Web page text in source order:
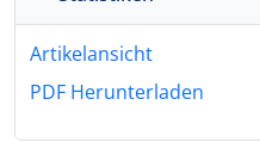
Artikelansicht
PDF Herunterladen